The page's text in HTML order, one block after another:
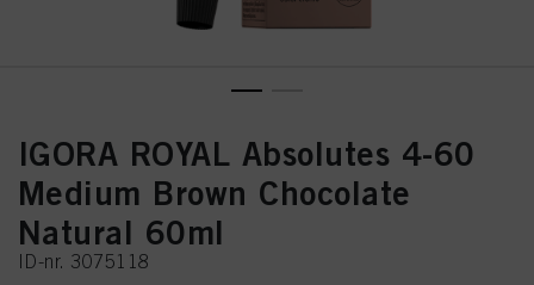
IGORA ROYAL Absolutes 4-60
Medium Brown Chocolate
Natural 60ml
ID-nr. 3075118